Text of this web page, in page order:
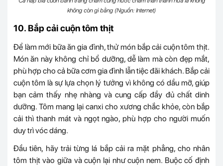
không còn gì bằng (Nguồn: Internet)
10. Bắp cải cuộn tôm thịt
Để làm mới bữa ăn gia đình, thử món bắp cải cuộn tôm thịt.
Món ăn này không chỉ bổ dưỡng, dễ làm mà còn đẹp mắt,
phù hợp cho cả bữa cơm gia đình lẫn tiệc đãi khách. Bắp cải
cuộn tôm là sự lựa chọn lý tưởng vì không có dầu mỡ, giúp
bạn cảm thấy nhẹ nhàng và cung cấp đầy đủ chất dinh
dưỡng. Tôm mang lại canxi cho xương chắc khỏe, còn bắp
cải thì thanh mát và ngọt ngào, phù hợp cho người muốn
duy trì vóc dáng.
Đầu tiên, hãy trải từng lá bắp cải ra mặt phẳng, cho nhân
tôm thịt vào giữa và cuộn lại như cuộn nem. Buộc cố định